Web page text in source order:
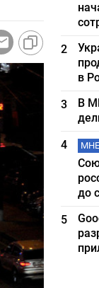
2
в
3
В
4
до
5